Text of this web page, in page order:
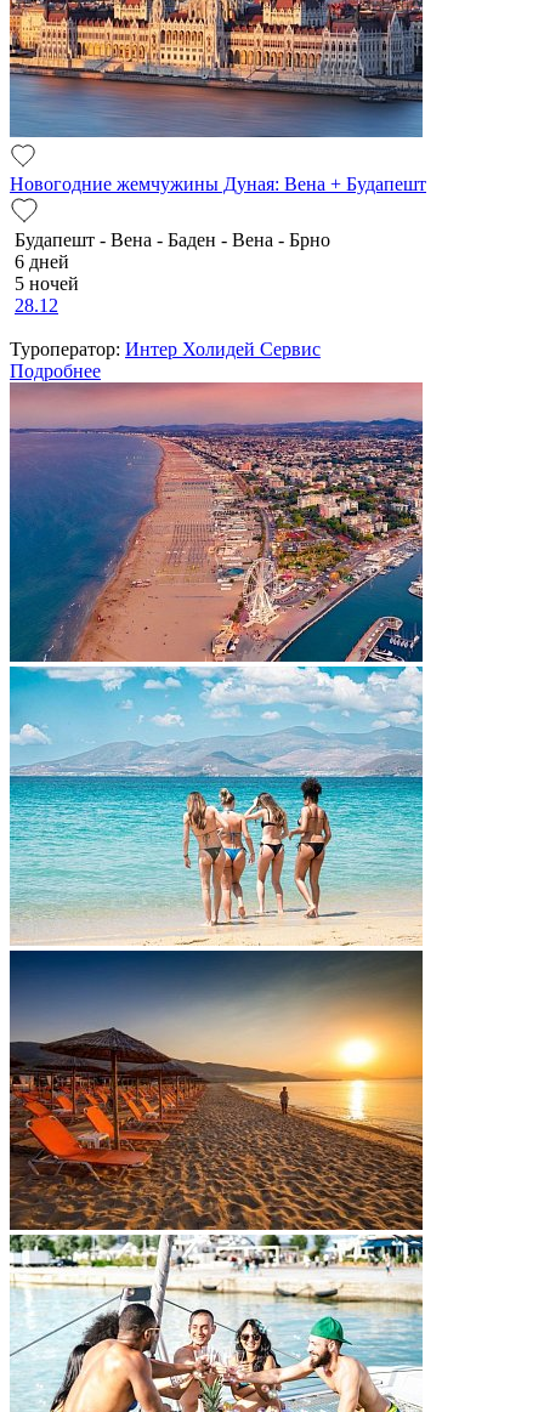
Новогодние жемчужины Дуная: Вена + Будапешт
Будапешт - Вена - Баден - Вена - Брно
6 дней
5 ночей
28.12
Туроператор: Интер Холидей Сервис
Подробнее